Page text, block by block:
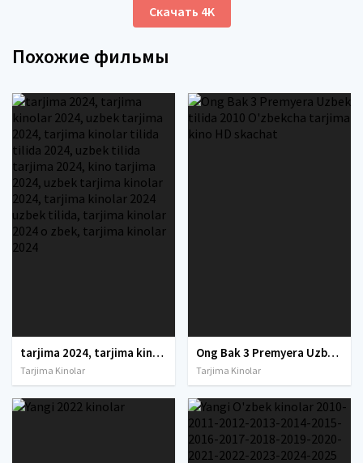
Скачать 4K
Похожие фильмы
tarjima 2024, tarjima kinolar 2024, uzbek tarjima 2024, tarjima kinolar tilida tilida 2024, uzbek tilida tarjima 2024, kino tarjima 2024, uzbek tarjima kinolar 2024, tarjima kinolar 2024 uzbek tilida, tarjima kinolar 2024 o zbek, tarjima kinolar 2024
Tarjima Kinolar
Ong Bak 3 Premyera Uzbek tilida 2010 O'zbekcha tarjima kino HD skachat
Tarjima Kinolar